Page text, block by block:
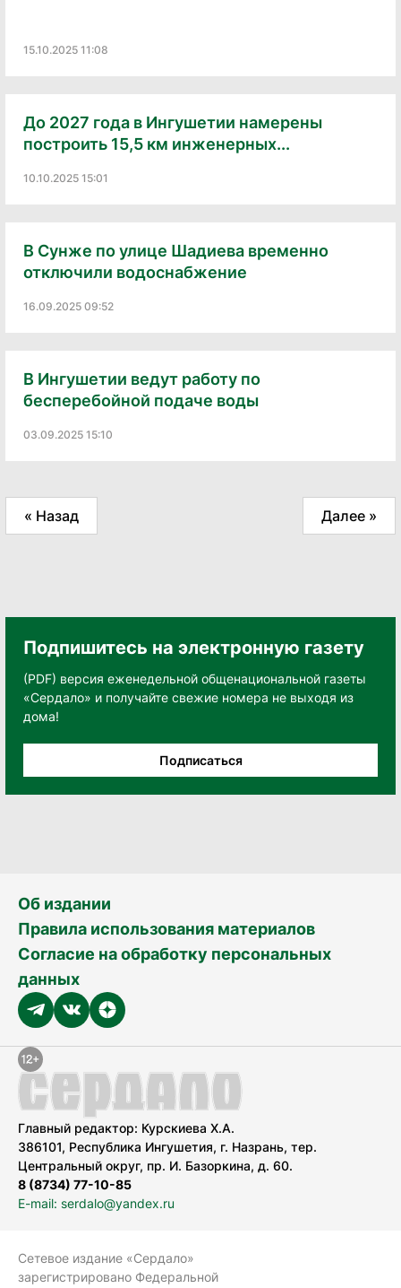
15.10.2025 11:08
До 2027 года в Ингушетии намерены
построить 15,5 км инженерных...
10.10.2025 15:01
В Сунже по улице Шадиева временно
отключили водоснабжение
16.09.2025 09:52
В Ингушетии ведут работу по
бесперебойной подаче воды
03.09.2025 15:10
« Назад Далее »
Подпишитесь на электронную газету
(PDF) версия еженедельной общенациональной газеты
«Сердало» и получайте свежие номера не выходя из
дома!
Подписаться
Об издании
Правила использования материалов
Согласие на обработку персональных
данных
Главный редактор: Курскиева Х.А.
386101, Республика Ингушетия, г. Назрань, тер.
Центральный округ, пр. И. Базоркина, д. 60.
8 (8734) 77-10-85
E-mail: serdalo@yandex.ru
Сетевое издание «Сердало»
зарегистрировано Федеральной